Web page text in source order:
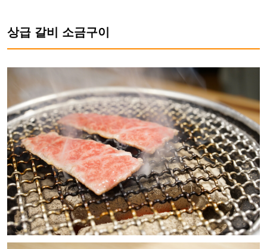
상급 갈비 소금구이